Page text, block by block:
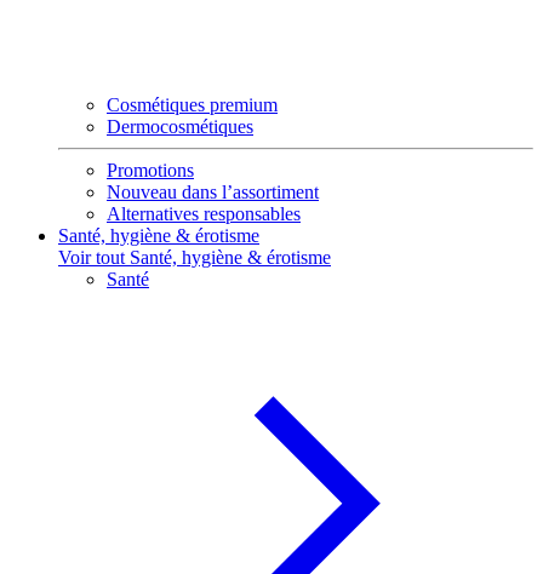
Cosmétiques premium
Dermocosmétiques
Promotions
Nouveau dans l’assortiment
Alternatives responsables
Santé, hygiène & érotisme
Voir tout Santé, hygiène & érotisme
Santé